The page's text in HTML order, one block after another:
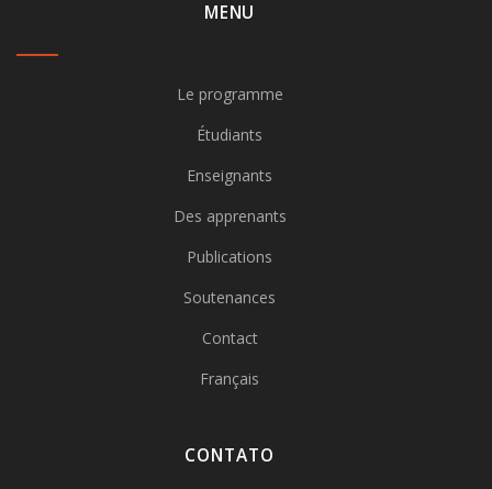
MENU
Le programme
Étudiants
Enseignants
Des apprenants
Publications
Soutenances
Contact
Français
CONTATO